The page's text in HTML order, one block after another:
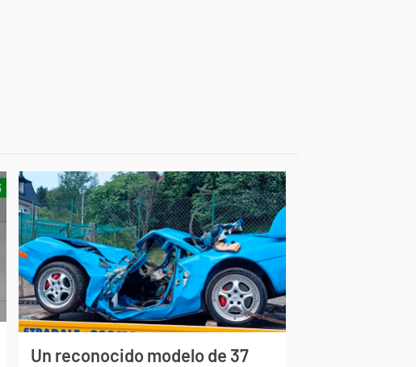
Un reconocido modelo de 37